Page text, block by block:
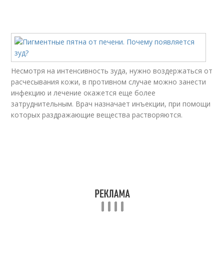
Несмотря на интенсивность зуда, нужно воздержаться от
расчесывания кожи, в противном случае можно занести
инфекцию и лечение окажется еще более
затруднительным. Врач назначает инъекции, при помощи
которых раздражающие вещества растворяются.